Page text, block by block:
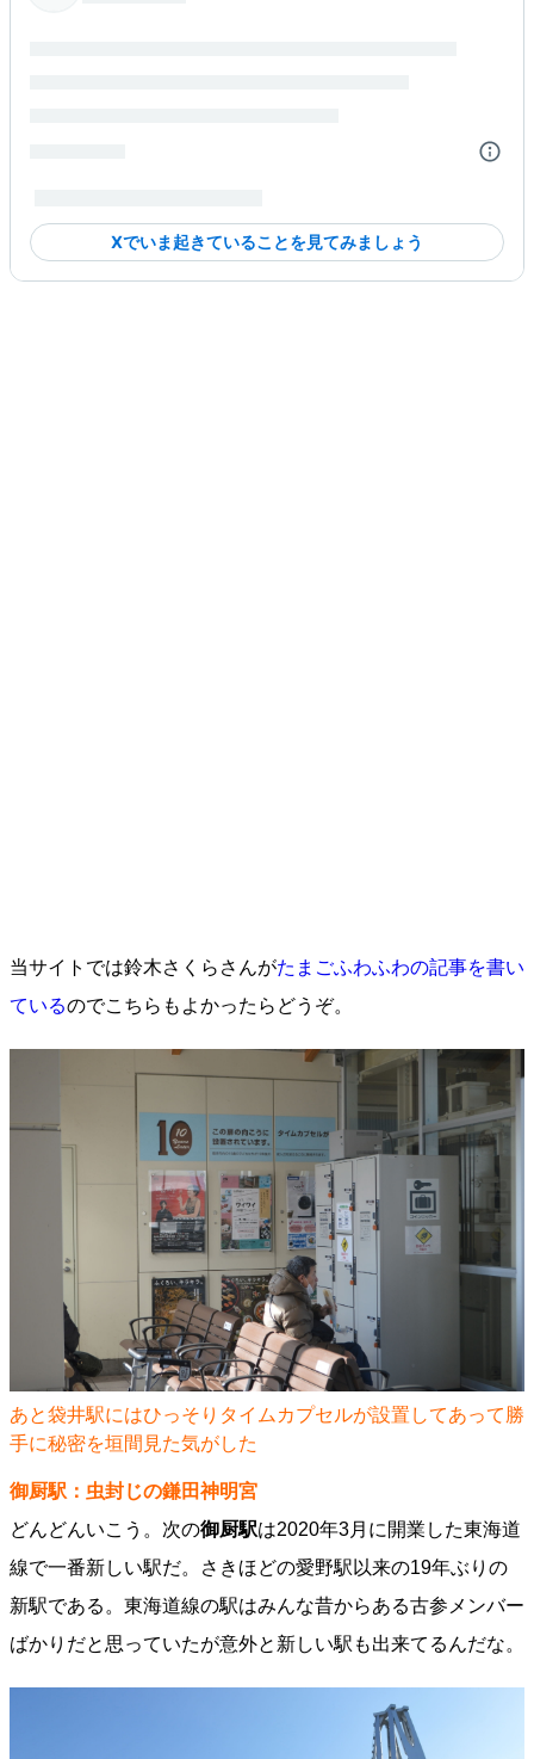
当サイトでは鈴木さくらさんがたまごふわふわの記事を書い
ているのでこちらもよかったらどうぞ。
あと袋井駅にはひっそりタイムカプセルが設置してあって勝
手に秘密を垣間見た気がした
御厨駅：虫封じの鎌田神明宮
どんどんいこう。次の御厨駅は2020年3月に開業した東海道
線で一番新しい駅だ。さきほどの愛野駅以来の19年ぶりの
新駅である。東海道線の駅はみんな昔からある古参メンバー
ばかりだと思っていたが意外と新しい駅も出来てるんだな。